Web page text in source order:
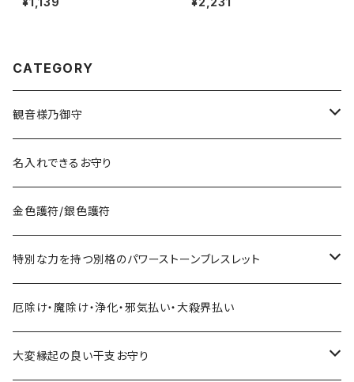
ール オニキス 百合の紋章 チャ
CATEGORY
観音様乃御守
宝くじに御利益ある組合せ
サマージャンボ宝くじに当たりたい時の組合せ
バレンタインジャンボ宝くじに当たりたい時の組合せ
お金に御利益ある組合せ
給料を増やしたい
お金持ちと出会いたい
恋愛・縁結びで御利益ある組合せ
お金持ち恋愛したい
お金持ちと結婚したい(玉の輿・逆玉の輿)
対人で御利益ある組合せ
学校でいじめられたくない
出世して仕事も充実し給料を上げたい時の組み合わせ
名入れできるお守り
金色護符/銀色護符
特別な力を持つ別格のパワーストーンブレスレット
ネックレス
ストラップ
厄除け・魔除け・浄化・邪気払い・大殺界払い
大変縁起の良い干支お守り